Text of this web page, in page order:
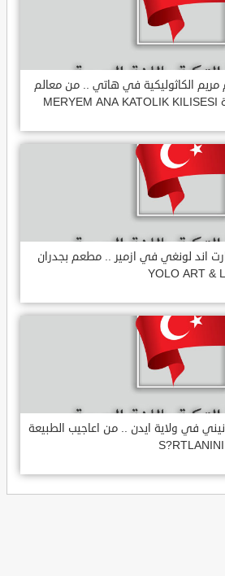
الكاثوليكية في هاتي .. من معالم
المدينة التاريخية والدينية MERYEM ANA KATOLIK KILISESI
اند لونغي في ازمير .. مطعم بجدران
في ولاية ايدن .. من اعاجيب الطبيعة